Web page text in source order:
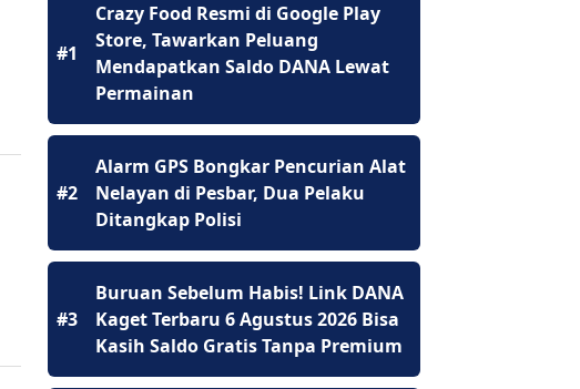
#1
Crazy Food Resmi di Google Play
Store, Tawarkan Peluang
Mendapatkan Saldo DANA Lewat
Permainan
#2
Alarm GPS Bongkar Pencurian Alat
Nelayan di Pesbar, Dua Pelaku
Ditangkap Polisi
#3
Buruan Sebelum Habis! Link DANA
Kaget Terbaru 6 Agustus 2026 Bisa
Kasih Saldo Gratis Tanpa Premium